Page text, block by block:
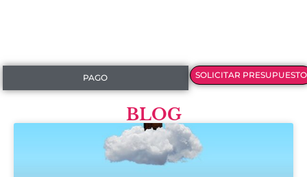
PAGO SOLICITAR PRESUPUESTO
BLOG